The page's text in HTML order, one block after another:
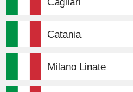
Catania
Milano Linate